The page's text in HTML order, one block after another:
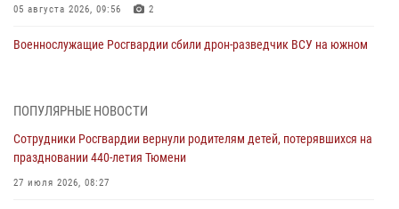
05 августа 2026, 09:56 2
Военнослужащие Росгвардии сбили дрон-разведчик ВСУ на южном
масштабных спортивных событий на Урале
05 августа 2026, 05:22
ПОПУЛЯРНЫЕ НОВОСТИ
Сотрудники Росгвардии вернули родителям детей, потерявшихся на
праздновании 440-летия Тюмени
27 июля 2026, 08:27